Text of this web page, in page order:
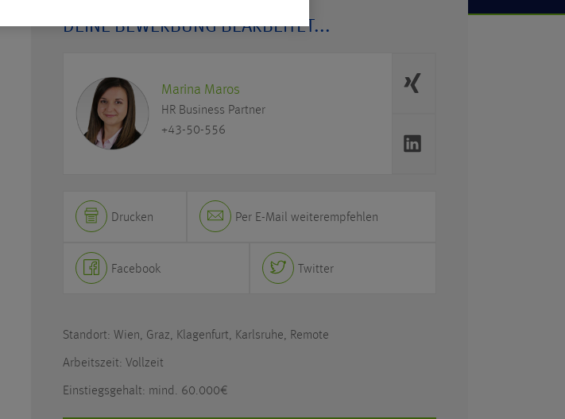
DEINE BEWERBUNG BEARBEITET...
Marina Maros
HR Business Partner
+43-50-556
Drucken Per E-Mail weiterempfehlen
Facebook Twitter
Standort: Wien, Graz, Klagenfurt, Karlsruhe, Remote
Arbeitszeit: Vollzeit
Einstiegsgehalt: mind. 60.000€